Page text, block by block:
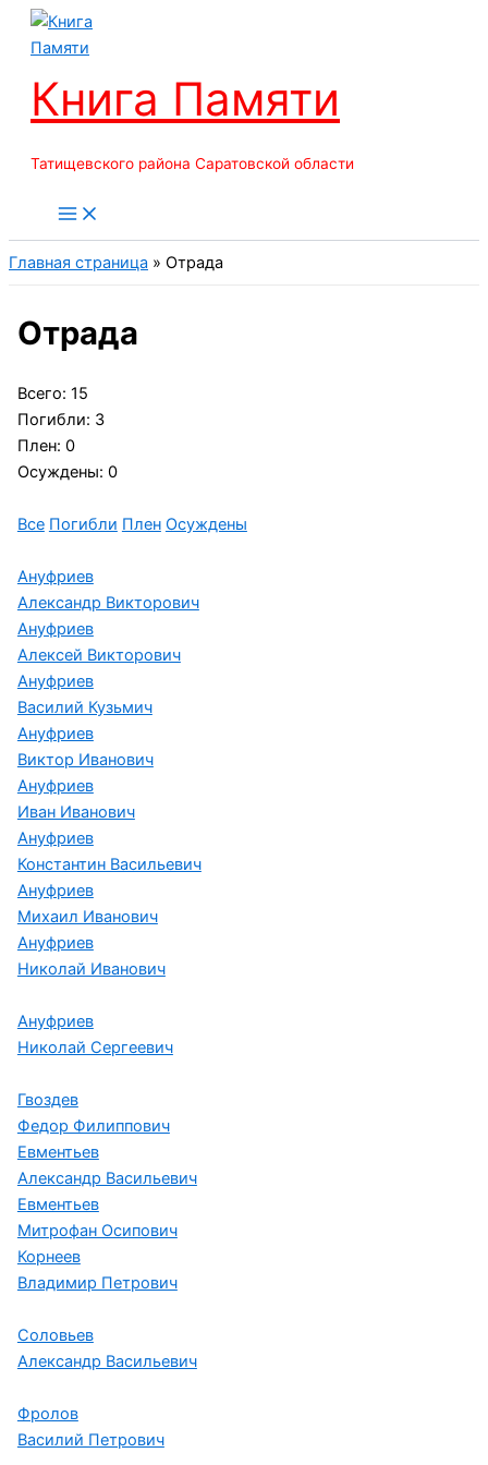
Перейти
Книга Памяти
Татищевского района Саратовской области
Главная страница » Отрада
Отрада
Всего: 15
Погибли: 3
Плен: 0
Осуждены: 0
Все Погибли Плен Осуждены
Ануфриев
Александр Викторович
Ануфриев
Алексей Викторович
Ануфриев
Василий Кузьмич
Ануфриев
Виктор Иванович
Ануфриев
Иван Иванович
Ануфриев
Константин Васильевич
Ануфриев
Михаил Иванович
Ануфриев
Николай Иванович
Ануфриев
Николай Сергеевич
Гвоздев
Федор Филиппович
Евментьев
Александр Васильевич
Евментьев
Митрофан Осипович
Корнеев
Владимир Петрович
Соловьев
Александр Васильевич
Фролов
Василий Петрович